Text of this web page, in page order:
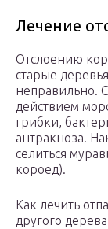
Лечение
Отслоению
старые
неправильно.
действием
грибки,
антракноза.
селиться
короед).
Как лечить
другого